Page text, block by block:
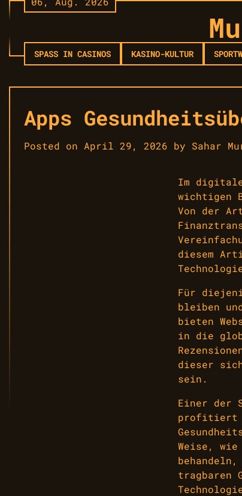
Skip
to
SPASS IN CASINOS KASINO-KULTUR
Apps
Posted on April 29, 2026 by Sahar
Im
wichtigen
Von der
diesem
Für
bleiben
bieten
in die
dieser
sein.
Einer der
profitiert
Weise,
tragbaren